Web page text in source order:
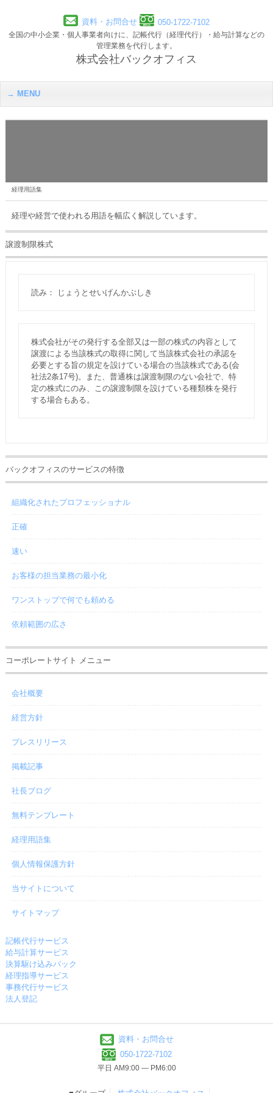
資料・お問合せ 050-1722-7102
全国の中小企業・個人事業者向けに、記帳代行（経理代行）・給与計算などの
管理業務を代行します。
株式会社バックオフィス
MENU
経理用語集
経理や経営で使われる用語を幅広く解説しています。
譲渡制限株式
読み： じょうとせいげんかぶしき
株式会社がその発行する全部又は一部の株式の内容として
譲渡による当該株式の取得に関して当該株式会社の承認を
必要とする旨の規定を設けている場合の当該株式である(会
社法2条17号)。また、普通株は譲渡制限のない会社で、特
定の株式にのみ、この譲渡制限を設けている種類株を発行
する場合もある。
バックオフィスのサービスの特徴
組織化されたプロフェッショナル
正確
速い
お客様の担当業務の最小化
ワンストップで何でも頼める
依頼範囲の広さ
コーポレートサイト メニュー
会社概要
経営方針
プレスリリース
掲載記事
社長ブログ
無料テンプレート
経理用語集
個人情報保護方針
当サイトについて
サイトマップ
記帳代行サービス
給与計算サービス
決算駆け込みパック
経理指導サービス
事務代行サービス
法人登記
資料・お問合せ
050-1722-7102
平日 AM9:00 ― PM6:00